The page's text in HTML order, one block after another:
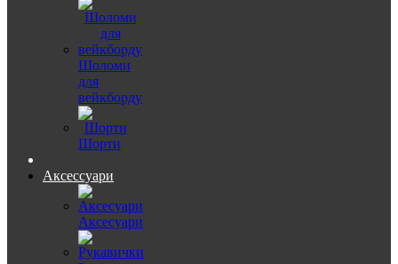
Шоломи
для
вейкборду
Шорти
Аксессуари
Аксесуари